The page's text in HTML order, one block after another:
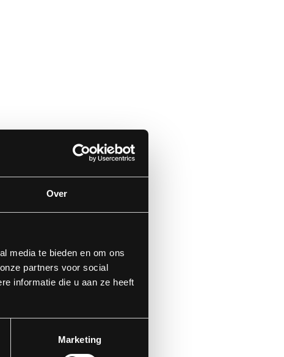
Over
media te bieden en om ons
partners voor social
informatie die u aan ze heeft
Marketing